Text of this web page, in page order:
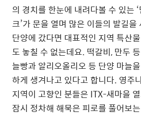
의 경치를 한눈에 내려다볼 수 있는
크’가 문을 열며 많은 이들의 발길
단양에 갔다면 대표적인 지역 특산
도 놓칠 수 없는데요. 떡갈비, 만두
늘빵과 알리오올리오 등 단양 마늘
하게 생겨나고 있다고 합니다. 영주
지역이 고향인 분들은 ITX-새마을
잠시 정차해 해묵은 피로를 풀어보